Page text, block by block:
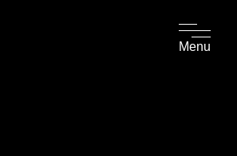
Menu